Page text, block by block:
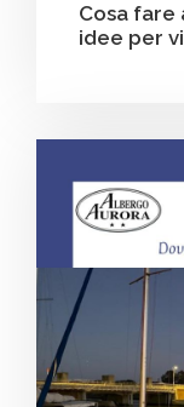
Cosa fare
idee per